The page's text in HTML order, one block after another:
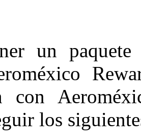
un paquete
con
los